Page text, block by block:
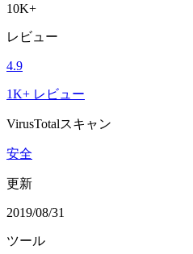
10K+
レビュー
4.9
1K+ レビュー
VirusTotalスキャン
安全
更新
2019/08/31
ツール